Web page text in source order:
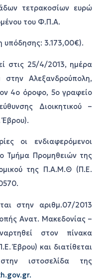
τετρακοσίων ευρώ
του Φ.Π.Α.
υπόδησης: 3.173,00€).
στις 25/4/2013, ημέρα
Αλεξανδρούπολη,
4ο όροφο, 5ο γραφείο
Διοικητικού –
Έβρου).
οι ενδιαφερόμενοι
Τμήμα Προμηθειών της
της Π.Α.Μ.Θ (Π.Ε.
στην αριθμ.07/2013
Ανατ. Μακεδονίας –
στον πίνακα
Έβρου) και διατίθεται
ιστοσελίδα της